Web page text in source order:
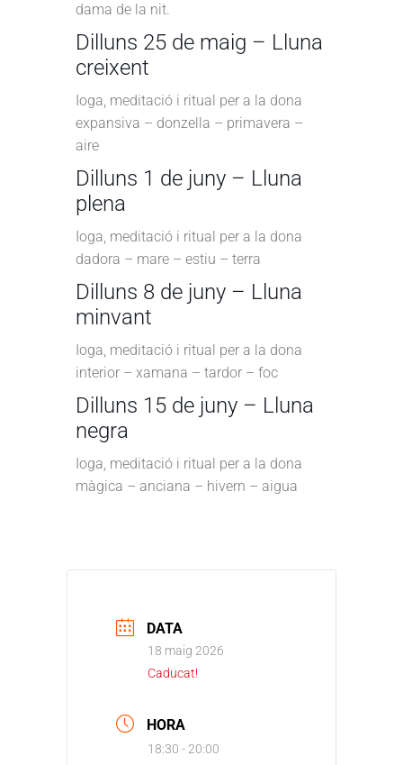
dama de la nit.
Dilluns 25 de maig – Lluna
creixent
Ioga, meditació i ritual per a la dona
expansiva – donzella – primavera –
aire
Dilluns 1 de juny – Lluna
plena
Ioga, meditació i ritual per a la dona
dadora – mare – estiu – terra
Dilluns 8 de juny – Lluna
minvant
Ioga, meditació i ritual per a la dona
interior – xamana – tardor – foc
Dilluns 15 de juny – Lluna
negra
Ioga, meditació i ritual per a la dona
màgica – anciana – hivern – aigua
DATA
18 maig 2026
Caducat!
HORA
18:30 - 20:00